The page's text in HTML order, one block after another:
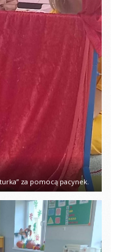
za pomocą pacynek.